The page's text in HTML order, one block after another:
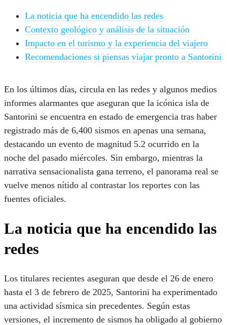
La noticia que ha encendido las redes
Contexto geológico y análisis de la situación
Impacto en el turismo y la experiencia del viajero
Recomendaciones si piensas viajar pronto a Santorini
En los últimos días, circula en las redes y algunos medios
informes alarmantes que aseguran que la icónica isla de
Santorini se encuentra en estado de emergencia tras haber
registrado más de 6,400 sismos en apenas una semana,
destacando un evento de magnitud 5.2 ocurrido en la
noche del pasado miércoles. Sin embargo, mientras la
narrativa sensacionalista gana terreno, el panorama real se
vuelve menos nítido al contrastar los reportes con las
fuentes oficiales.
La noticia que ha encendido las
redes
Los titulares recientes aseguran que desde el 26 de enero
hasta el 3 de febrero de 2025, Santorini ha experimentado
una actividad sísmica sin precedentes. Según estas
versiones, el incremento de sismos ha obligado al gobierno